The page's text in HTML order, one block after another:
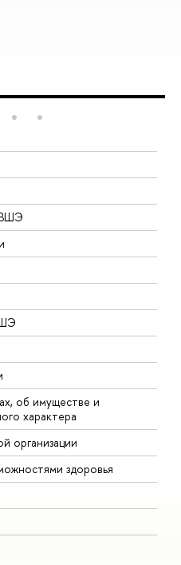
ВШЭ
об имуществе и
характера
организации
здоровья